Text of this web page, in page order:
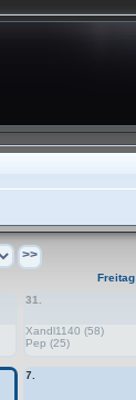
>>
Freitag
31.
Xandl1140 (58)
Pep (25)
7.